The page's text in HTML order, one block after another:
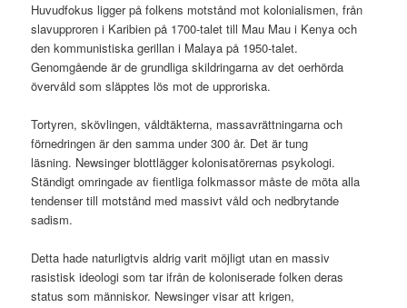
Huvudfokus ligger på folkens motstånd mot kolonialismen, från
slavupproren i Karibien på 1700-talet till Mau Mau i Kenya och
den kommunistiska gerillan i Malaya på 1950-talet.
Genomgående är de grundliga skildringarna av det oerhörda
övervåld som släpptes lös mot de upproriska.
Tortyren, skövlingen, våldtäkterna, massavrättningarna och
förnedringen är den samma under 300 år. Det är tung
läsning. Newsinger blottlägger kolonisatörernas psykologi.
Ständigt omringade av fientliga folkmassor måste de möta alla
tendenser till motstånd med massivt våld och nedbrytande
sadism.
Detta hade naturligtvis aldrig varit möjligt utan en massiv
rasistisk ideologi som tar ifrån de koloniserade folken deras
status som människor. Newsinger visar att krigen,